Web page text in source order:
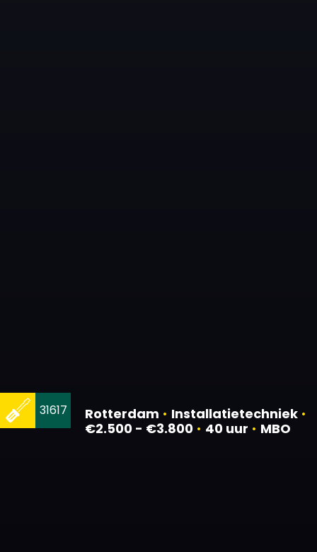
Rotterdam • Installatietechniek •
€2.500 - €3.800 • 40 uur • MBO
31617